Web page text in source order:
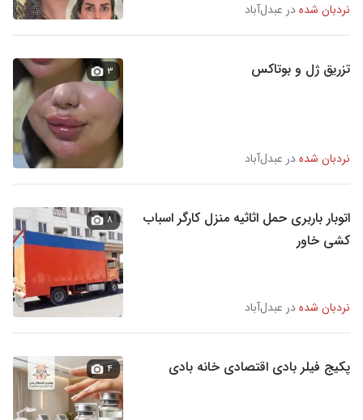
نردبان شدهدر عبدل‌آباد
تزریق ژل و بوتاکس
نردبان شدهدر عبدل‌آباد
۳
اتوبار باربری حمل اثاثیه منزل کارگر اسباب
کشی خاور
نردبان شدهدر عبدل‌آباد
۸
پکیج فیلر بادی اقتصادی خانه بادی ۴